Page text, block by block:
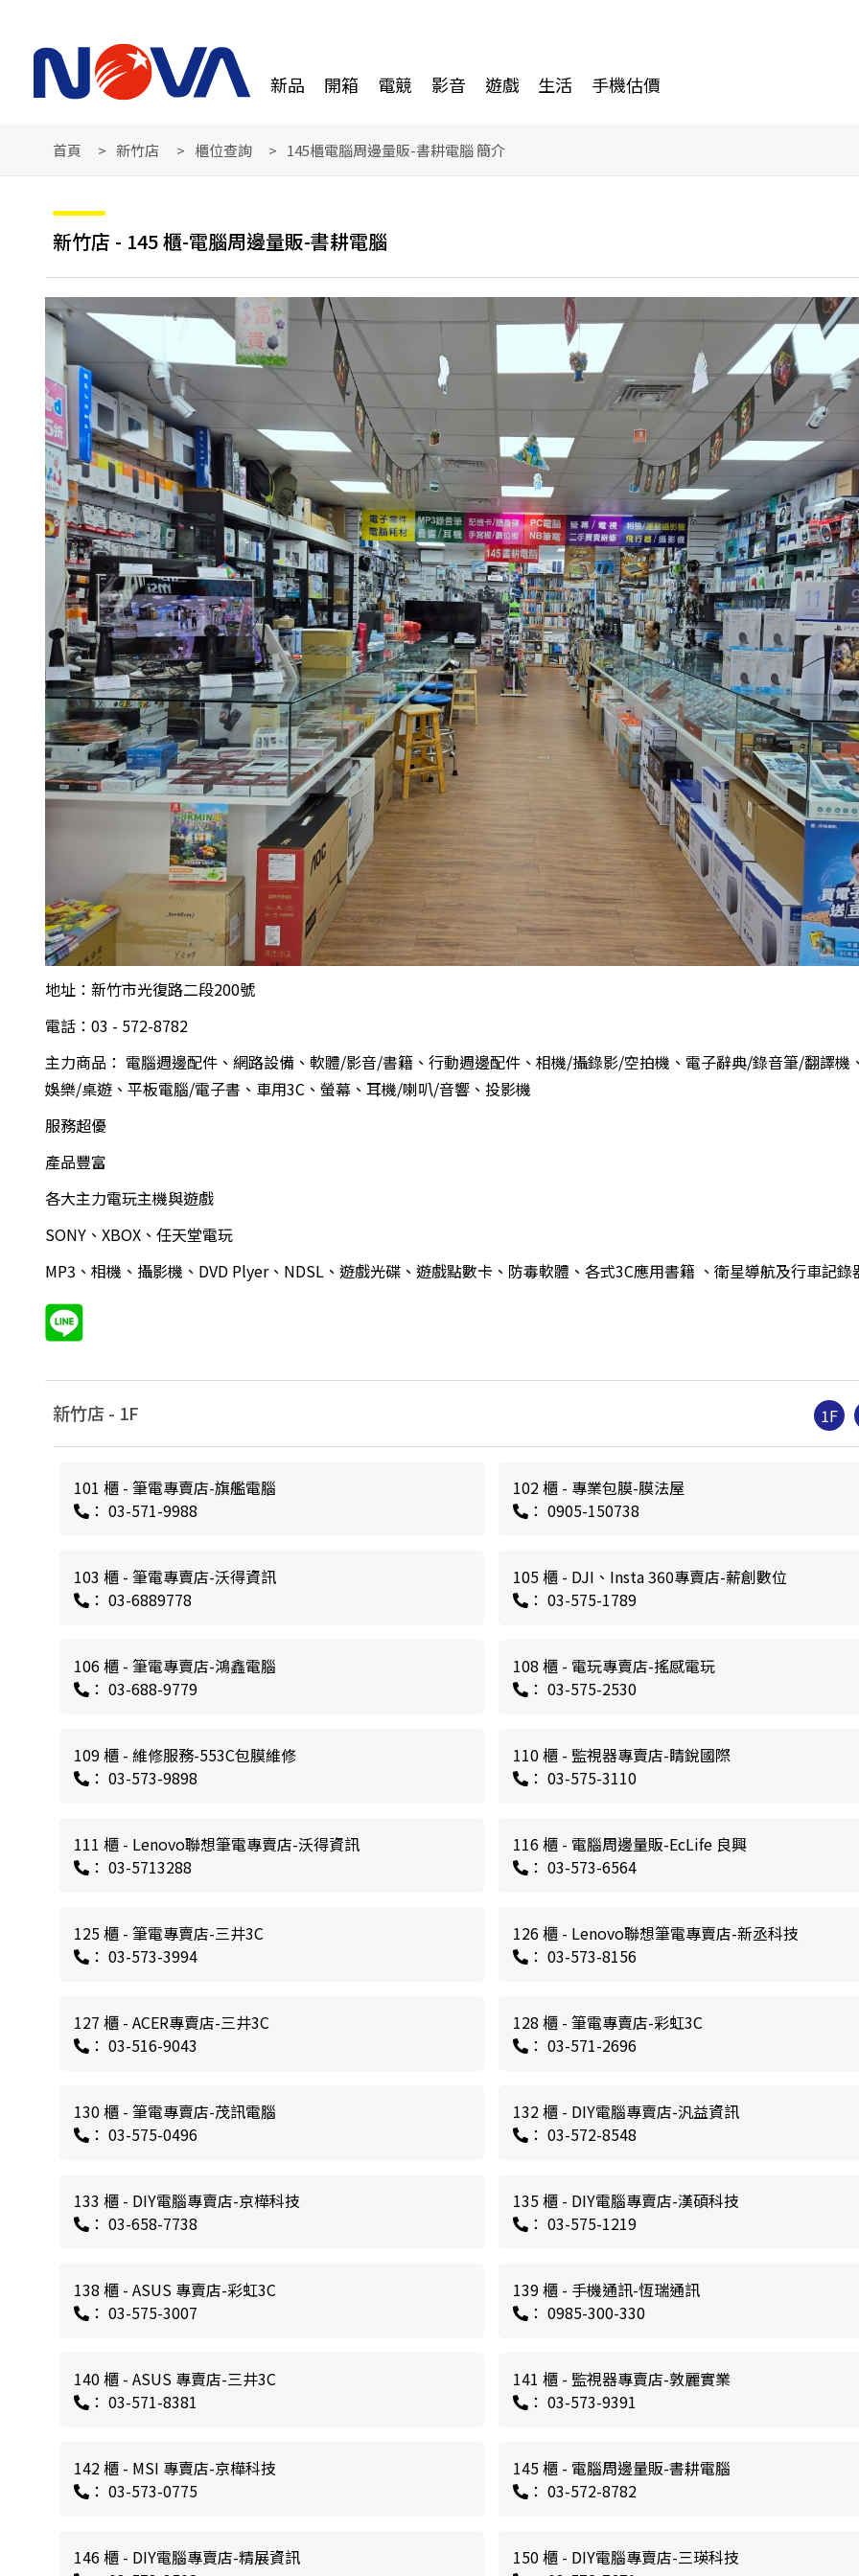
新品 開箱 電競 影音 遊戲 生活 手機估價
首頁 新竹店 櫃位查詢 145櫃電腦周邊量販-書耕電腦 簡介
新竹店 - 145 櫃-電腦周邊量販-書耕電腦
地址：新竹市光復路二段200號
電話：03 - 572-8782
主力商品： 電腦週邊配件、網路設備、軟體/影音/書籍、行動週邊配件、相機/攝錄影/空拍機、電子辭典/錄音筆/翻譯機
娛樂/桌遊、平板電腦/電子書、車用3C、螢幕、耳機/喇叭/音響、投影機
服務超優
產品豐富
各大主力電玩主機與遊戲
SONY、XBOX、任天堂電玩
MP3、相機、攝影機、DVD Plyer、NDSL、遊戲光碟、遊戲點數卡、防毒軟體、各式3C應用書籍 、衛星導航及行車記錄
新竹店 - 1F 1F
101 櫃 - 筆電專賣店-旗艦電腦
： 03-571-9988
102 櫃 - 專業包膜-膜法屋
： 0905-150738
103 櫃 - 筆電專賣店-沃得資訊
： 03-6889778
105 櫃 - DJI、Insta 360專賣店-薪創數位
： 03-575-1789
106 櫃 - 筆電專賣店-鴻鑫電腦
： 03-688-9779
108 櫃 - 電玩專賣店-搖感電玩
： 03-575-2530
109 櫃 - 維修服務-553C包膜維修
： 03-573-9898
110 櫃 - 監視器專賣店-睛銳國際
： 03-575-3110
111 櫃 - Lenovo聯想筆電專賣店-沃得資訊
： 03-5713288
116 櫃 - 電腦周邊量販-EcLife 良興
： 03-573-6564
125 櫃 - 筆電專賣店-三井3C
： 03-573-3994
126 櫃 - Lenovo聯想筆電專賣店-新丞科技
： 03-573-8156
127 櫃 - ACER專賣店-三井3C
： 03-516-9043
128 櫃 - 筆電專賣店-彩虹3C
： 03-571-2696
130 櫃 - 筆電專賣店-茂訊電腦
： 03-575-0496
132 櫃 - DIY電腦專賣店-汎益資訊
： 03-572-8548
133 櫃 - DIY電腦專賣店-京樺科技
： 03-658-7738
135 櫃 - DIY電腦專賣店-漢碩科技
： 03-575-1219
138 櫃 - ASUS 專賣店-彩虹3C
： 03-575-3007
139 櫃 - 手機通訊-恆瑞通訊
： 0985-300-330
140 櫃 - ASUS 專賣店-三井3C
： 03-571-8381
141 櫃 - 監視器專賣店-敦麗實業
： 03-573-9391
142 櫃 - MSI 專賣店-京樺科技
： 03-573-0775
145 櫃 - 電腦周邊量販-書耕電腦
： 03-572-8782
146 櫃 - DIY電腦專賣店-精展資訊
150 櫃 - DIY電腦專賣店-三瑛科技